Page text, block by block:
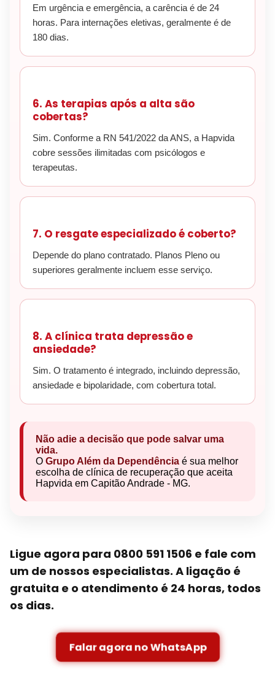
Em urgência e emergência, a carência é de 24
horas. Para internações eletivas, geralmente é de
180 dias.
6. As terapias após a alta são
cobertas?
Sim. Conforme a RN 541/2022 da ANS, a Hapvida
cobre sessões ilimitadas com psicólogos e
terapeutas.
7. O resgate especializado é coberto?
Depende do plano contratado. Planos Pleno ou
superiores geralmente incluem esse serviço.
8. A clínica trata depressão e
ansiedade?
Sim. O tratamento é integrado, incluindo depressão,
ansiedade e bipolaridade, com cobertura total.
Não adie a decisão que pode salvar uma
vida.
O Grupo Além da Dependência é sua melhor
escolha de clínica de recuperação que aceita
Hapvida em Capitão Andrade - MG.
Ligue agora para 0800 591 1506 e fale com
um de nossos especialistas. A ligação é
gratuita e o atendimento é 24 horas, todos
os dias.
Falar agora no WhatsApp